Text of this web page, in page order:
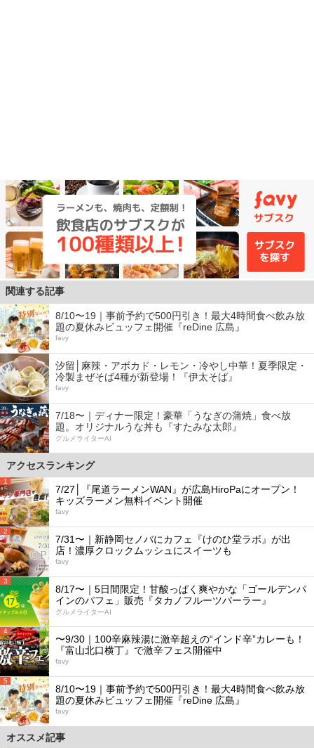
関連する記事
8/10〜19｜事前予約で500円引き！最大4時間食べ飲み放
題の夏休みビュッフェ開催『reDine 広島』
favy
汐留│麻辣・アボカド・レモン・冷やし中華！夏季限定・
冷製まぜそば4種が新登場！『伊太そば』
favy
7/18〜｜ディナー限定！豪華「うなぎの蒲焼」食べ放
題。オリジナルうな丼も『すたみな太郎』
グルメライターAI
アクセスランキング
1
7/27│『尾道ラーメンWAN』が広島HiroPaにオープン！
キッズラーメン無料イベント開催
favy
2
7/31〜｜新静岡セノバにカフェ『けのひ堂ラボ』が出
店！濃厚クロックムッシュにスイーツも
favy
3
8/17〜｜5日間限定！甘酸っぱく爽やかな「ゴールデンパ
インのパフェ」販売『タカノフルーツパーラー』
グルメライターAI
4
〜9/30｜100辛麻辣湯に激辛超えの“インド辛”カレーも！
『富山北口横丁』で激辛フェス開催中
favy
5
8/10〜19｜事前予約で500円引き！最大4時間食べ飲み放
題の夏休みビュッフェ開催『reDine 広島』
favy
オススメ記事